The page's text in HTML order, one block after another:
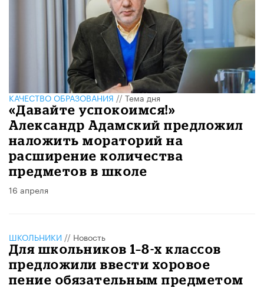
КАЧЕСТВО ОБРАЗОВАНИЯ//Тема дня
«Давайте успокоимся!»
Александр Адамский предложил
наложить мораторий на
расширение количества
предметов в школе
16 апреля
ШКОЛЬНИКИ // Новость
Для школьников 1–8-х классов
предложили ввести хоровое
пение обязательным предметом